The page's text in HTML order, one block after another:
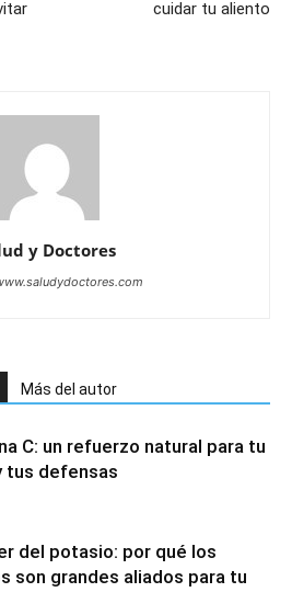
cuidar tu aliento
y Doctores
Más del autor
C: un refuerzo natural para tu
tus defensas
del potasio: por qué los
son grandes aliados para tu